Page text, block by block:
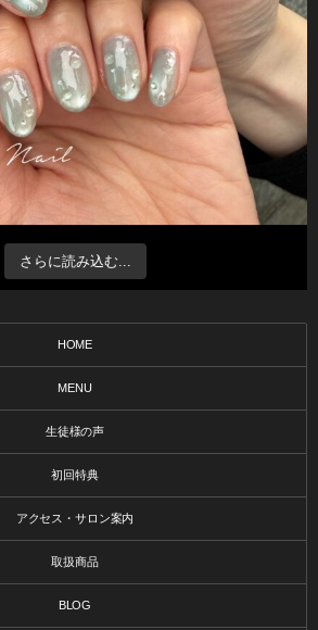
さらに読み込む...
HOME
MENU
生徒様の声
初回特典
アクセス・サロン案内
取扱商品
BLOG